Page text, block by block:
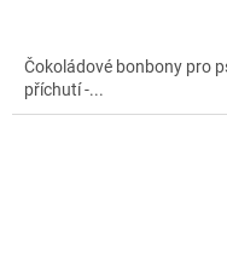
Čokoládové bonbony pro
příchutí -...